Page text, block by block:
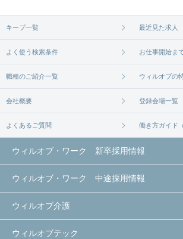
キープ一覧 最近見た求人
よく使う検索条件 お仕事開始ま
職種のご紹介一覧 ウィルオブの
会社概要 登録会場一覧
よくあるご質問 働き方ガイド
ウィルオブ・ワーク 新卒採用情報
ウィルオブ・ワーク 中途採用情報
ウィルオブ介護
ウィルオブテック